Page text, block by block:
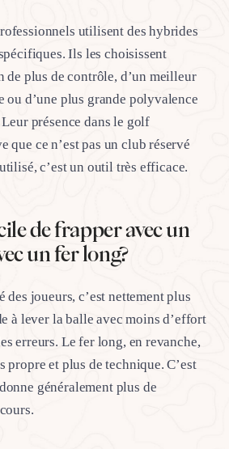
utilisent des hybrides
Ils les choisissent
de plus de contrôle, d’un meilleur
ou d’une plus grande polyvalence
présence dans le golf
que ce n’est pas un club réservé
c’est un outil très efficace.
de frapper avec un
un fer long?
joueurs, c’est nettement plus
à lever la balle avec moins d’effort
erreurs. Le fer long, en revanche,
propre et plus de technique. C’est
généralement plus de